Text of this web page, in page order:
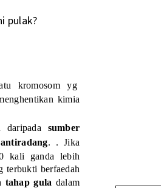
pulak?
kromosom yg
kimia
daripada sumber
. . Jika
kali ganda lebih
terbukti berfaedah
tahap gula dalam